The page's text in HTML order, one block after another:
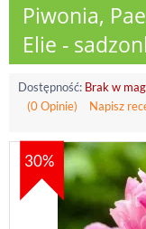
Piwonia,
Elie -
Dostępność: Brak w
(0 Opinie)
Napisz
30%